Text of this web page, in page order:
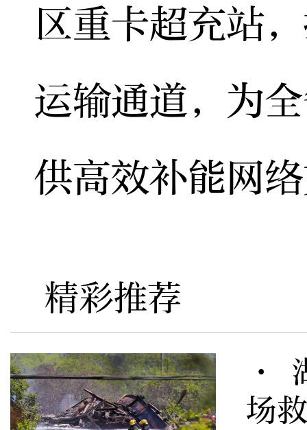
区重卡超充站
运输通道，为
供高效补能网
精彩推荐
·
场